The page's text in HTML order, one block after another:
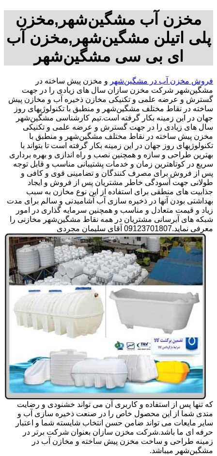
مخزن آب مشگین‌شهر,مخزن
پلی اتیلن مشگین‌شهر,مخزن آب
ای بی سی مشگین‌شهر
فروش مخزن آب در مشگین‌شهر و مخزن پیش ساخته در
مشگین‌شهر شرکت مخزن سازان سال های زیادی را در جهت
گسترش و عرضه علمی و تکنیکی مخازن ذخیره آب و مخازن پیش
ساخته در نقاط مختلف مشگین‌شهر و منطبق با تکنولوژیهای روز
جهان در این زمینه بکار گرفته است.تیم کارشناسی مشگین‌شهر
سال های زیادی را در جهت گسترش و عرضه علمی و تکنیکی
مخزن پیش ساخته در نقاط مختلف مشگین‌شهر و منطبق با
تکنولوژیهای روز جهان در این زمینه بکار گرفته است تا بتواند با
بهترین طراحی و سازه و همچنین نصب و راه اندازی و بهره برداری
سریع در کوتاهترین زمان و خدمات پشتیبانی مناسب و قابل توجه
پس از فروش برای مصرف کنندگان و تضامینی قوی و کافی و
طولانی جهت آسودگی خاطر مشتریان پس از فروش و ایجاد
جذابیت های منطقی برای استفاده از این نوع مخازن به سبب
بهداشتی بودن آنها در ذخیره سازی آب آشامیدنی و سالم برای مدت
زیاد و قیمت متعادل و مناسب و همچنین سرمایه گذاری در امور
شبکه های آبرسانی مشتریان در همه نقاط مشگین‌شهر مخازنی را
معرفی نماید.09123701807 آقای سلیمان مجردی
که تنها پس از استفاده و کاربری آن می تواند خشنودی و رضایت
مندی شما از این محصول خاص را در صنعت ذخیره سازی آب و
سایر مایعات می تواند ضامن حسن انتخاب شایسته شما و اعتبار
حرفه ای ما باشد.شرکت مخزن سازان بعنوان شرکت برتر در
زمینه طراحی و ساخت مخزن پیش ساخته و مخازن آب در
مشگین‌شهر میباشد.